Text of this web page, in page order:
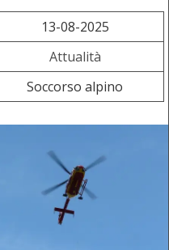
13-08-2025
Attualità
Soccorso alpino